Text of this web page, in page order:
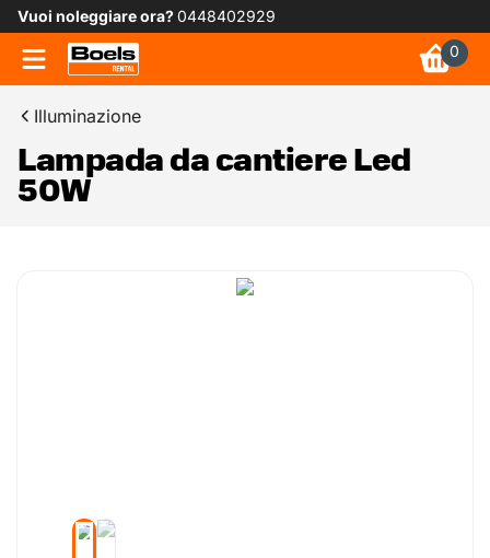
Vuoi noleggiare ora?0448402929
0
Illuminazione
Lampada da cantiere Led
50W